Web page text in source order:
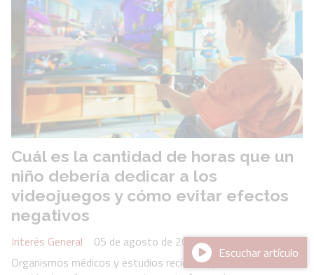
Cuál es la cantidad de horas que un
niño debería dedicar a los
videojuegos y cómo evitar efectos
negativos
Interés General
05 de agosto de 2026
Organismos médicos y estudios recientes plantearon un
Escuchar artículo